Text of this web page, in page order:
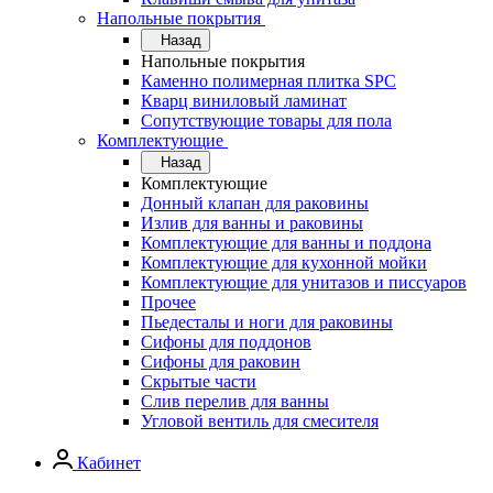
Напольные покрытия
Назад
Напольные покрытия
Каменно полимерная плитка SPC
Кварц виниловый ламинат
Сопутствующие товары для пола
Комплектующие
Назад
Комплектующие
Донный клапан для раковины
Излив для ванны и раковины
Комплектующие для ванны и поддона
Комплектующие для кухонной мойки
Комплектующие для унитазов и писсуаров
Прочее
Пьедесталы и ноги для раковины
Сифоны для поддонов
Сифоны для раковин
Скрытые части
Слив перелив для ванны
Угловой вентиль для смесителя
Кабинет